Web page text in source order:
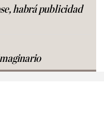
habrá publicidad